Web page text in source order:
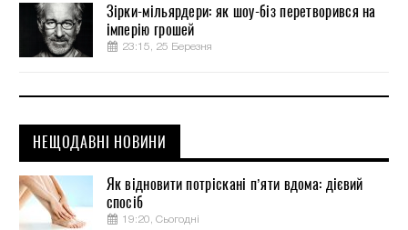
Зірки-мільярдери: як шоу-біз перетворився на
імперію грошей
23:15, 25 Березня
НЕЩОДАВНІ НОВИНИ
Як відновити потріскані п’яти вдома: дієвий
спосіб
19:20, Сьогодні